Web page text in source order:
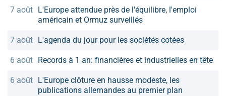
7 août
L'Europe attendue près de l'équilibre, l'emploi
américain et Ormuz surveillés
7 août L'agenda du jour pour les sociétés cotées
6 août Records à 1 an: financières et industrielles en tête
6 août
L'Europe clôture en hausse modeste, les
publications allemandes au premier plan